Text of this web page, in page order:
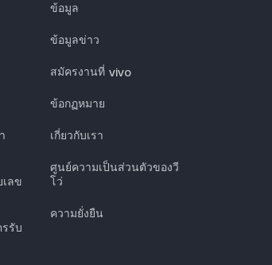
ลข
รับ
ข้อมูล
ข้อมูลข่าว
สมัครงานที่ vivo
ข้อกฏหมาย
เกี่ยวกับเรา
ศูนย์ความเป็นส่วนตัวของวี
โว่
ความยั่งยืน